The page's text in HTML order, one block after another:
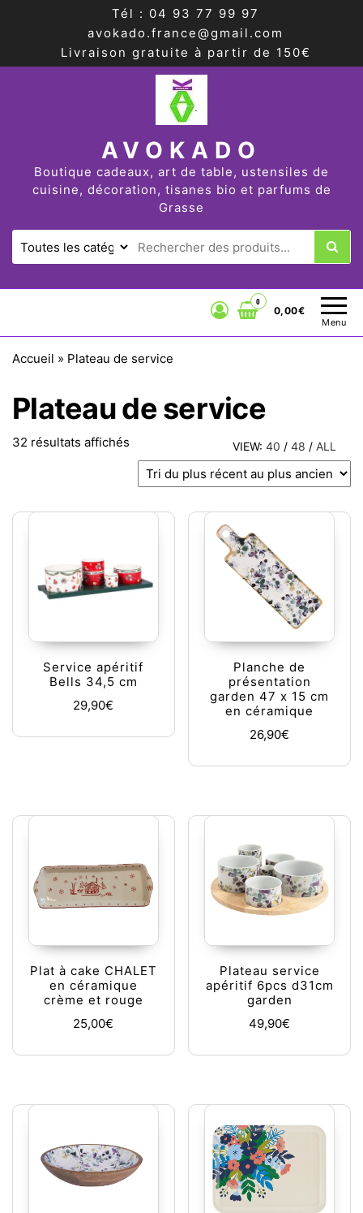
Tél : 04 93 77 99 97
avokado.france@gmail.com
Livraison gratuite à partir de 150€
AVOKADO
Boutique cadeaux, art de table, ustensiles de
cuisine, décoration, tisanes bio et parfums de
Grasse
Menu
0
0,00€
Accueil » Plateau de service
Plateau de service
VIEW: 40 / 48 / ALL
32 résultats affichés Trié du plus récent au plus ancien
Service apéritif
Bells 34,5 cm
29,90€
Planche de
présentation
garden 47 x 15 cm
en céramique
26,90€
Plat à cake CHALET
en céramique
crème et rouge
25,00€
Plateau service
apéritif 6pcs d31cm
garden
49,90€